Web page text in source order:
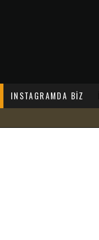
INSTAGRAMDA BİZ